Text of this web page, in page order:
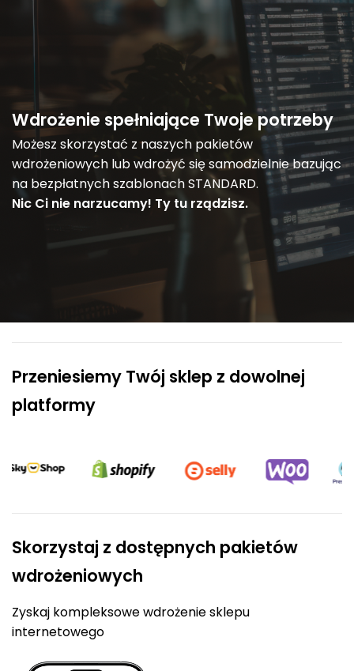
Wdrożenie spełniające Twoje potrzeby
Możesz skorzystać z naszych pakietów
wdrożeniowych lub wdrożyć się samodzielnie bazując
na bezpłatnych szablonach STANDARD.
Nic Ci nie narzucamy! Ty tu rządzisz.
Przeniesiemy Twój sklep z dowolnej
platformy
Skorzystaj z dostępnych pakietów
wdrożeniowych
Zyskaj kompleksowe wdrożenie sklepu
internetowego